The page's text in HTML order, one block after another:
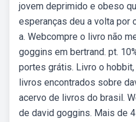
jovem deprimido e obeso
esperanças deu a volta por
a. Webcompre o livro não
goggins em bertrand. pt.
portes grátis. Livro o hobbit,
livros encontrados sobre
acervo de livros do brasil.
de david goggins. Mais de